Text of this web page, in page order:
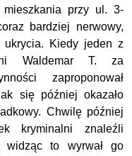
mieszkania przy ul. 3-
bardziej nerwowy,
ukrycia. Kiedy jeden z
Waldemar T. za
zaproponował
się później okazało
Chwilę później
kryminalni znaleźli
widząc to wyrwał go